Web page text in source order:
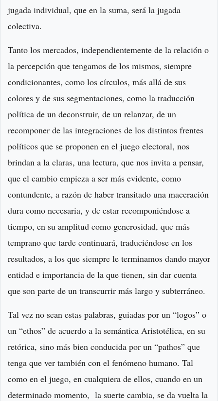
jugada individual, que en la suma, será la jugada
colectiva.
Tanto los mercados, independientemente de la relación o
la percepción que tengamos de los mismos, siempre
condicionantes, como los círculos, más allá de sus
colores y de sus segmentaciones, como la traducción
política de un deconstruir, de un relanzar, de un
recomponer de las integraciones de los distintos frentes
políticos que se proponen en el juego electoral, nos
brindan a la claras, una lectura, que nos invita a pensar,
que el cambio empieza a ser más evidente, como
contundente, a razón de haber transitado una maceración
dura como necesaria, y de estar recomponiéndose a
tiempo, en su amplitud como generosidad, que más
temprano que tarde continuará, traduciéndose en los
resultados, a los que siempre le terminamos dando mayor
entidad e importancia de la que tienen, sin dar cuenta
que son parte de un transcurrir más largo y subterráneo.
Tal vez no sean estas palabras, guiadas por un “logos” o
un “ethos” de acuerdo a la semántica Aristotélica, en su
retórica, sino más bien conducida por un “pathos” que
tenga que ver también con el fenómeno humano. Tal
como en el juego, en cualquiera de ellos, cuando en un
determinado momento, la suerte cambia, se da vuelta la